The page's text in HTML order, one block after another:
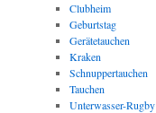
Clubheim
Geburtstag
Gerätetauchen
Kraken
Schnuppertauchen
Tauchen
Unterwasser-Rugby